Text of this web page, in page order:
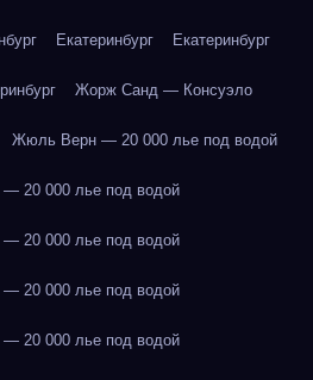
Екатеринбург Екатеринбург
Жорж Санд — Консуэло
Жюль Верн — 20 000 лье под водой
20 000 лье под водой
20 000 лье под водой
20 000 лье под водой
20 000 лье под водой